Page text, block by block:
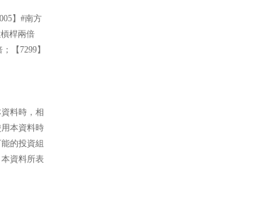
】#南方
桿兩倍
【7299】
料時，相
本資料時
的投資組
資料所表